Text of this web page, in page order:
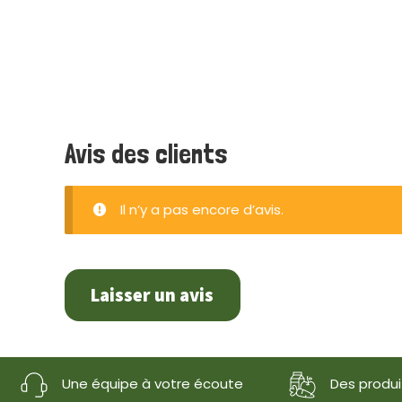
Avis des clients
Il n’y a pas encore d’avis.
Laisser un avis
Une équipe à votre écoute Des